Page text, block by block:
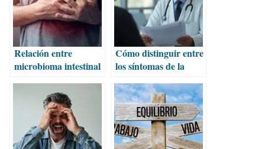
Relación entre
microbioma intestinal
cardíacas
Cómo distinguir entre
los síntomas de la